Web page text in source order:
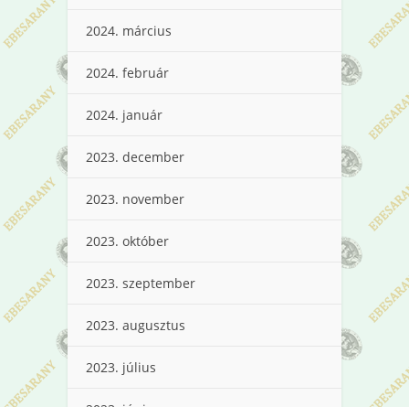
2024. március
2024. február
2024. január
2023. december
2023. november
2023. október
2023. szeptember
2023. augusztus
2023. július